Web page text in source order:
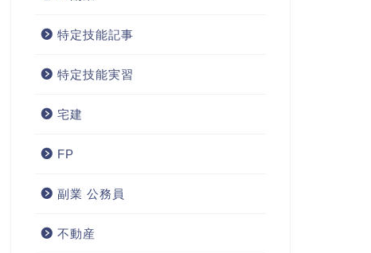
特定技能記事
特定技能実習
宅建
FP
副業 公務員
不動産